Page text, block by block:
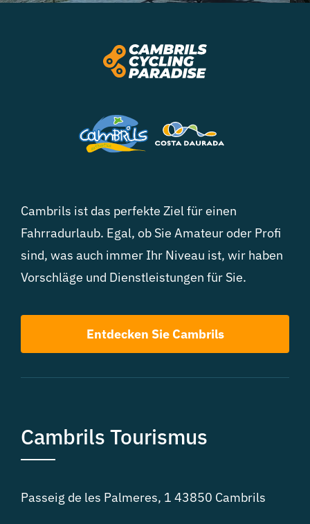
Cambrils ist das perfekte Ziel für einen
Fahrradurlaub. Egal, ob Sie Amateur oder Profi
sind, was auch immer Ihr Niveau ist, wir haben
Vorschläge und Dienstleistungen für Sie.
Entdecken Sie Cambrils
Cambrils Tourismus
Passeig de les Palmeres, 1 43850 Cambrils